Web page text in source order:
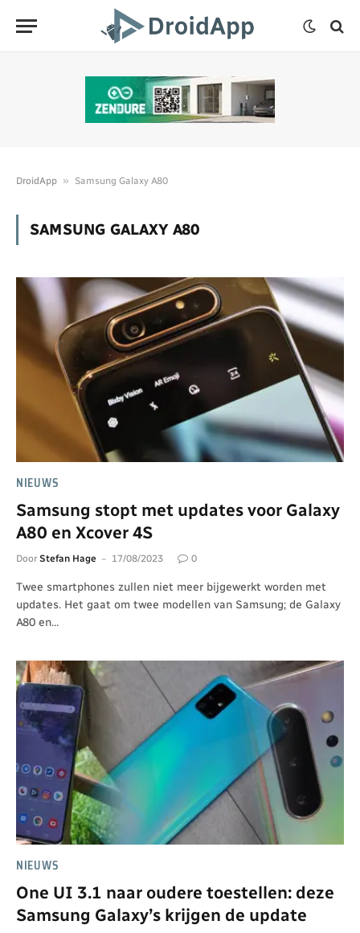
DroidApp » Samsung Galaxy A80
SAMSUNG GALAXY A80
NIEUWS
Samsung stopt met updates voor Galaxy
A80 en Xcover 4S
Door Stefan Hage 17/08/2023 0
Twee smartphones zullen niet meer bijgewerkt worden met
updates. Het gaat om twee modellen van Samsung; de Galaxy
A80 en…
NIEUWS
One UI 3.1 naar oudere toestellen: deze
Samsung Galaxy’s krijgen de update